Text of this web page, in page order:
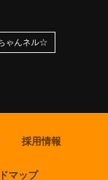
ゃんネル☆
採用情報
マップ